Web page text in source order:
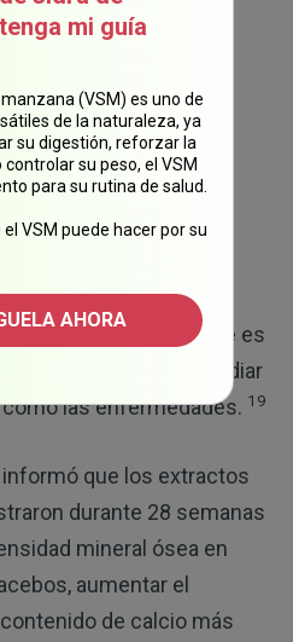
psicológicos, como la
y la disfunción sexual
posmenopáusico,
estrogénica y
de la Maca
lo que significa que es
ayuda a su cuerpo a lidiar
las enfermedades. 19
que los extractos
durante 28 semanas
mineral ósea en
aumentar el
de calcio más
mi guía
(VSM) es uno de
de la naturaleza, ya
su digestión, reforzar la
su peso, el VSM
para su rutina de salud.
el VSM puede hacer por su
AHORA